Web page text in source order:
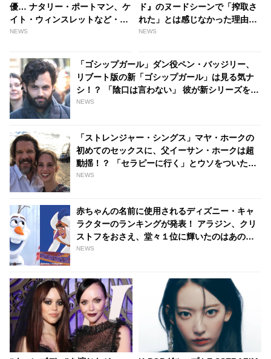
優… ナタリー・ポートマン、ケ
イト・ウィンスレットなど・・
その理由とは？ - tvgroove
NEWS
ド』のヌードシーンで「搾取さ
れた」とは感じなかった理由を
語る「自分がやっていることを
NEWS
「ゴシップガール」ダン役ペン・バッジリー、
リブート版の新「ゴシップガール」は見る気ナ
シ！？ 「陰口は言わない」 彼が新シリーズを見
ない理由とは・・？ - tvgroove
NEWS
「ストレンジャー・シングス」マヤ・ホークの
初めてのセックスに、父イーサン・ホークは超
動揺！？ 「セラピーに行く」とウソをついたこ
とを告白［動画あり］ - tvgroove
NEWS
赤ちゃんの名前に使用されるディズニー・キャ
ラクターのランキングが発表！ アラジン、クリ
ストフをおさえ、堂々１位に輝いたのはあの人
気キャラ - tvgroove
NEWS